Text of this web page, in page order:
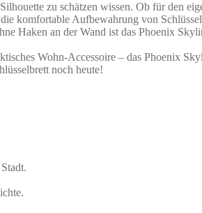
zu schätzen wissen. Ob für den
komfortable Aufbewahrung von
Haken an der Wand ist das Phoenix
Wohn-Accessoire – das Phoenix
noch heute!